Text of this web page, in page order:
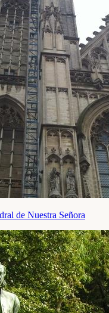
de Nuestra Señora